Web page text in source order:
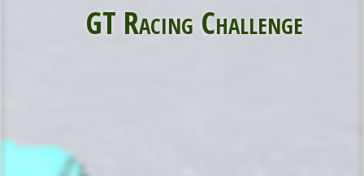
GT Racing Challenge